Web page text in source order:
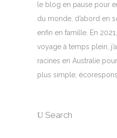
le blog en pause pour
du monde, d’abord en
enfin en famille. En
voyage à temps plein,
racines en Australie
plus simple,
Search